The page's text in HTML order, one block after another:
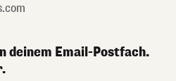
deinem Email-Postfach.